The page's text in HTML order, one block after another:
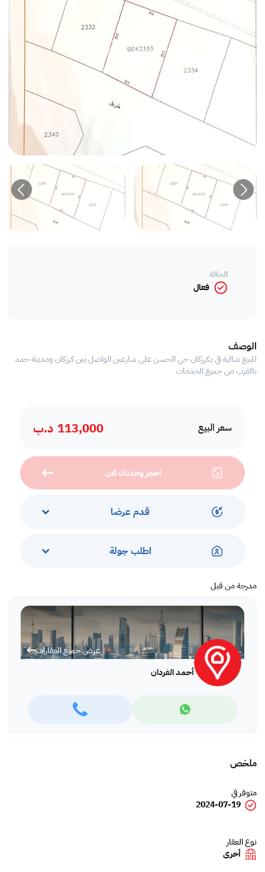
سعر البيع 113,000 د.ب
احجز وحدتك الان
قدم عرضا
اطلب جولة
مدرجة من قبل
عرض جميع العقارات
أحمد الفردان
الحالة
فعال
الوصف
للبيع شالية في بكرزكان حي الحسن على شارعين الواصل بين كرزكان ومدينة حمد
بالقرب من جميع الخدمات
ملخص
متوفر في
2024-07-19
نوع العقار
أخرى